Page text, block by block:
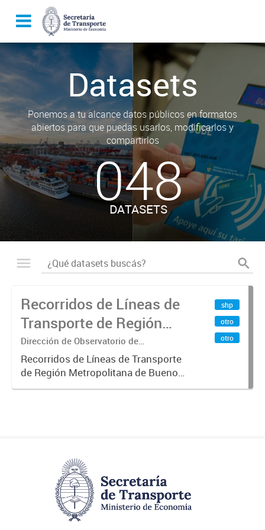
Datasets
Ponemos a tu alcance datos públicos en formatos
abiertos para que puedas usarlos, modificarlos y
compartirlos
048
DATASETS
Recorridos de Líneas de
Transporte de Región
Metropolitana de
Buenos Aires (RMBA)
Dirección de Observatorio de
Transporte, Estudio y Sistemas
Recorridos de Líneas de Transporte
de Región Metropolitana de Buenos
Aires (RMBA).-
shp
otro
otro